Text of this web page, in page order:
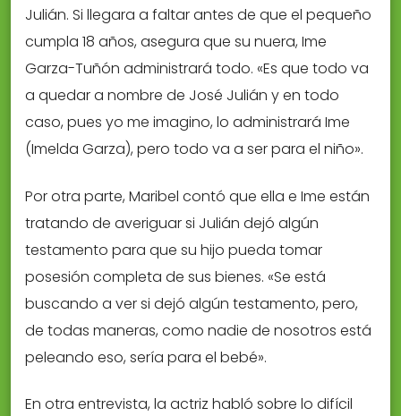
Julián. Si llegara a faltar antes de que el pequeño
cumpla 18 años, asegura que su nuera, Ime
Garza-Tuñón administrará todo. «Es que todo va
a quedar a nombre de José Julián y en todo
caso, pues yo me imagino, lo administrará Ime
(Imelda Garza), pero todo va a ser para el niño».
Por otra parte, Maribel contó que ella e Ime están
tratando de averiguar si Julián dejó algún
testamento para que su hijo pueda tomar
posesión completa de sus bienes. «Se está
buscando a ver si dejó algún testamento, pero,
de todas maneras, como nadie de nosotros está
peleando eso, sería para el bebé».
En otra entrevista, la actriz habló sobre lo difícil